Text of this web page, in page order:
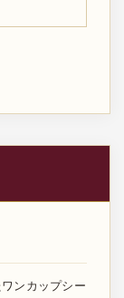
ンカップシー